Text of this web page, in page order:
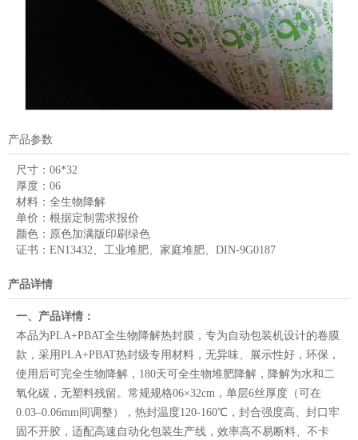
产品参数
尺寸： 06*32
厚度： 06
材料： 全生物降解
单价： 根据定制需求报价
颜色： 原色加满版印刷绿色
证书： EN13432、工业堆肥、家庭堆肥、DIN-9G0187
产品详情
一、产品详情：
本品为PLA+PBAT全生物降解热封膜，专为自动包装机设计的卷膜
款，采用PLA+PBAT热封级专用材料，无异味、展示性好，环保，
使用后可完全生物降解，180天可全生物堆肥降解，降解为水和二
氧化碳，无塑料残留。常规规格06×32cm，单层6丝厚度（可在
0.03–0.06mm间调整），热封温度120-160℃，封合强度高、封口牢
固不开胶，适配高速自动化包装生产线，效率高不易断料、不卡